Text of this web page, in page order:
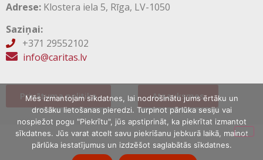
Adrese: Klostera iela 5, Rīga, LV-1050
Saziņai:
+371 29552102
 info@caritas.lv
Privātuma politika Atsauksmes
Mēs izmantojam sīkdatnes, lai nodrošinātu jums ērtāku un
drošāku lietošanas pieredzi. Turpinot pārlūka sesiju vai
nospiežot pogu "Piekrītu", jūs apstiprināt, ka piekrītat izmantot
sīkdatnes. Jūs varat atcelt savu piekrišanu jebkurā laikā, mainot
pārlūka iestatījumus un izdzēšot saglabātās sīkdatnes.